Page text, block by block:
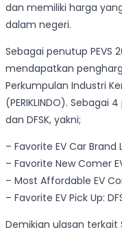
dan memiliki harga
dalam negeri.
Sebagai penutup PEVS
mendapatkan
Perkumpulan Industri
(PERIKLINDO). Sebagai
dan DFSK, yakni;
– Favorite EV Car Brand
– Favorite New Comer EV:
– Most Affordable EV
– Favorite EV Pick Up:
Demikian ulasan terkait